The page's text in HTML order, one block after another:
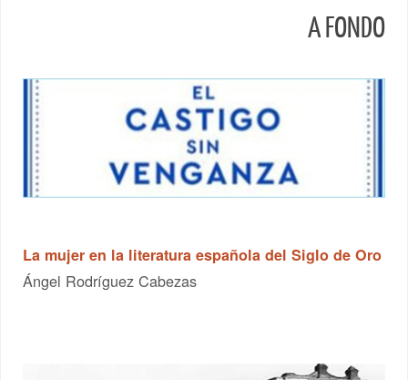
A FONDO
La mujer en la literatura española del Siglo de Oro
Ángel Rodríguez Cabezas